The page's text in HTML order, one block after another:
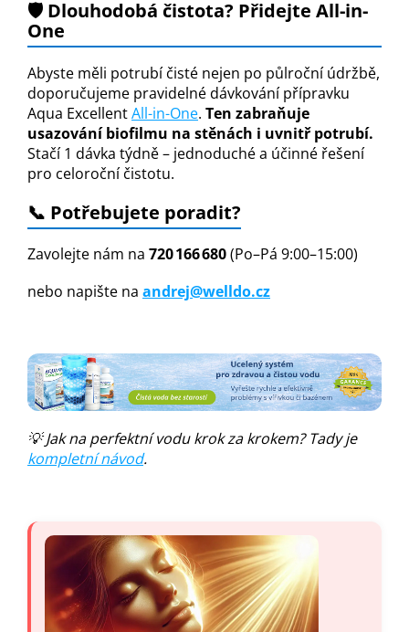
🛡️ Dlouhodobá čistota? Přidejte All-in-
One
Abyste měli potrubí čisté nejen po půlroční údržbě,
doporučujeme pravidelné dávkování přípravku
Aqua ExcellentAll-in-One. Ten zabraňuje
usazování biofilmu na stěnách i uvnitř potrubí.
Stačí 1 dávka týdně – jednoduché a účinné řešení
pro celoroční čistotu.
📞 Potřebujete poradit?
Zavolejte nám na 720 166 680(Po–Pá 9:00–15:00)
nebo napište na andrej@welldo.cz
💡 Jak na perfektní vodu krok za krokem? Tady je
kompletní návod.